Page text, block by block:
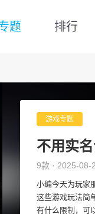
题 排行
游戏专题
不用实
9款 · 2025-08-
小编今天为玩家
这些游戏玩法简
有什么限制，可